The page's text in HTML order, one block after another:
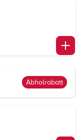
Abholrabatt